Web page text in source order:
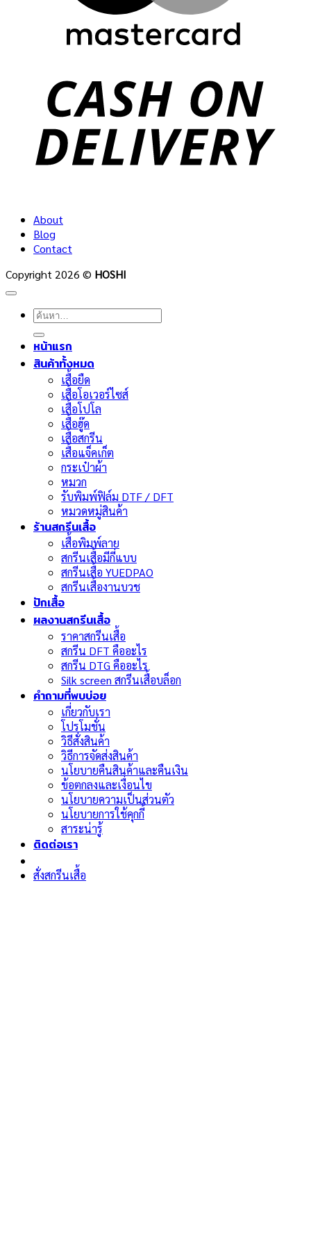
About
Blog
Contact
Copyright 2026 © HOSHI
ค้นหา:
หน้าแรก
สินค้าทั้งหมด
เสื้อยืด
เสื้อโอเวอร์ไซส์
เสื้อโปโล
เสื้อฮู๊ด
เสื้อสกรีน
เสื้อแจ็คเก็ต
กระเป๋าผ้า
หมวก
รับพิมพ์ฟิล์ม DTF / DFT
หมวดหมู่สินค้า
ร้านสกรีนเสื้อ
เสื้อพิมพ์ลาย
สกรีนเสื้อมีกี่แบบ
สกรีนเสื้อ YUEDPAO
สกรีนเสื้องานบวช
ปักเสื้อ
ผลงานสกรีนเสื้อ
ราคาสกรีนเสื้อ
สกรีน DFT คืออะไร
สกรีน DTG คืออะไร
Silk screen สกรีนเสื้อบล็อก
คำถามที่พบบ่อย
เกี่ยวกับเรา
โปรโมชั่น
วิธีสั่งสินค้า
วิธีการจัดส่งสินค้า
นโยบายคืนสินค้าและคืนเงิน
ข้อตกลงและเงื่อนไข
นโยบายความเป็นส่วนตัว
นโยบายการใช้คุกกี้
สาระน่ารู้
ติดต่อเรา
สั่งสกรีนเสื้อ